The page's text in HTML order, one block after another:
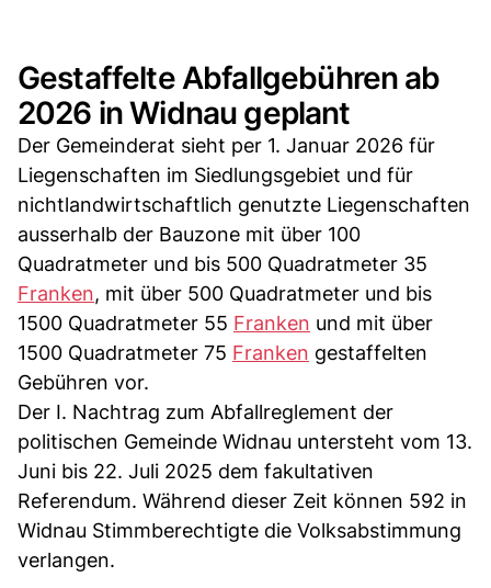
Gestaffelte Abfallgebühren ab
2026 in Widnau geplant
Der Gemeinderat sieht per 1. Januar 2026 für
Liegenschaften im Siedlungsgebiet und für
nichtlandwirtschaftlich genutzte Liegenschaften
ausserhalb der Bauzone mit über 100
Quadratmeter und bis 500 Quadratmeter 35
Franken, mit über 500 Quadratmeter und bis
1500 Quadratmeter 55 Franken und mit über
1500 Quadratmeter 75 Franken gestaffelten
Gebühren vor.
Der I. Nachtrag zum Abfallreglement der
politischen Gemeinde Widnau untersteht vom 13.
Juni bis 22. Juli 2025 dem fakultativen
Referendum. Während dieser Zeit können 592 in
Widnau Stimmberechtigte die Volksabstimmung
verlangen.